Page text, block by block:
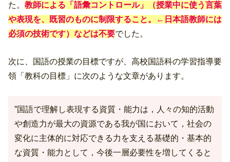
た。 教師による「語彙コントロール」（授業中に使う言葉
や表現を、既習のものに制限すること。←日本語教師には
必須の技術です）などは不要でした。
次に、国語の授業の目標ですが、高校国語科の学習指導要
領「教科の目標」に次のような文章があります。
”国語で理解し表現する資質・能力は，人々の知的活動
や創造力が最大の資源である我が国において，社会の
変化に主体的に対応できる力を支える基礎的・基本的
な資質・能力として，今後一層必要性を増してくると